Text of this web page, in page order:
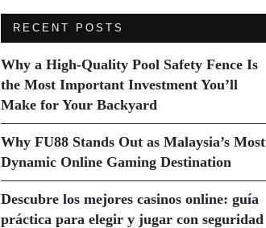
RECENT POSTS
Why a High-Quality Pool Safety Fence Is
the Most Important Investment You’ll
Make for Your Backyard
Why FU88 Stands Out as Malaysia’s Most
Dynamic Online Gaming Destination
Descubre los mejores casinos online: guía
práctica para elegir y jugar con seguridad